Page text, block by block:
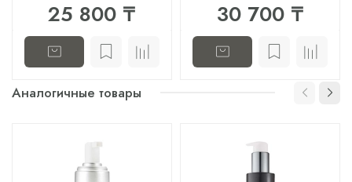
25 800 ₸ 30 700 ₸
Аналогичные товары